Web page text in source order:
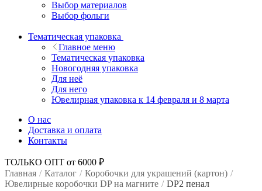
Выбор материалов
Выбор фольги
Тематическая упаковка
Главное меню
Тематическая упаковка
Новогодняя упаковка
Для неё
Для него
Ювелирная упаковка к 14 февраля и 8 марта
О нас
Доставка и оплата
Контакты
ТОЛЬКО ОПТ от 6000 ₽
Главная / Каталог / Коробочки для украшений (картон) /
Ювелирные коробочки DP на магните / DP2 пенал